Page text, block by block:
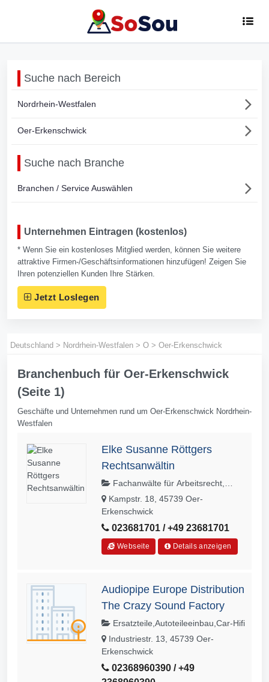
Suche nach Bereich
Nordrhein-Westfalen
Oer-Erkenschwick
Suche nach Branche
Branchen / Service Auswählen
Unternehmen Eintragen (kostenlos)
* Wenn Sie ein kostenloses Mitglied werden, können Sie weitere
attraktive Firmen-/Geschäftsinformationen hinzufügen! Zeigen Sie
Ihren potenziellen Kunden Ihre Stärken.
Jetzt Loslegen
Deutschland > Nordrhein-Westfalen > O > Oer-Erkenschwick
Branchenbuch für Oer-Erkenschwick
(Seite 1)
Geschäfte und Unternehmen rund um Oer-Erkenschwick Nordrhein-
Westfalen
Elke Susanne Röttgers
Rechtsanwältin
Fachanwälte für Arbeitsrecht,
Fachanwälte für Familienrecht,
Vertragsrecht (Schwerpunkt),
Wohnungseigentumsrecht
(Schwerpunkt), Verkehrsrecht
Kampstr. 18, 45739 Oer-
Erkenschwick
023681701 / +49 23681701
Webseite Details anzeigen
Audiopipe Europe Distribution
The Crazy Sound Factory
Ersatzteile,Autoteileeinbau,Car-Hifi
Industriestr. 13, 45739 Oer-
Erkenschwick
02368960390 / +49